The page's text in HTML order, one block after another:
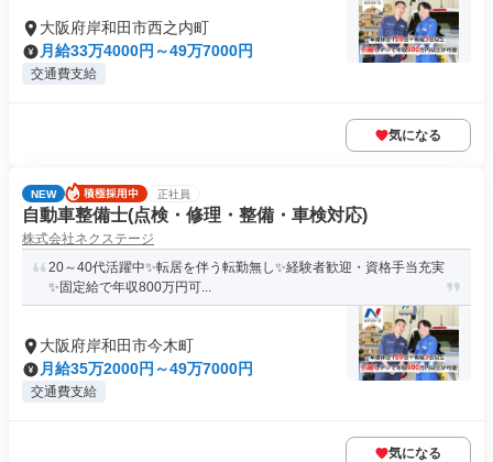
大阪府岸和田市西之内町
月給33万4000円～49万7000円
交通費支給
気になる
NEW 正社員
自動車整備士(点検・修理・整備・車検対応)
株式会社ネクステージ
20～40代活躍中✨転居を伴う転勤無し✨経験者歓迎・資格手当充実
✨固定給で年収800万円可...
大阪府岸和田市今木町
月給35万2000円～49万7000円
交通費支給
気になる